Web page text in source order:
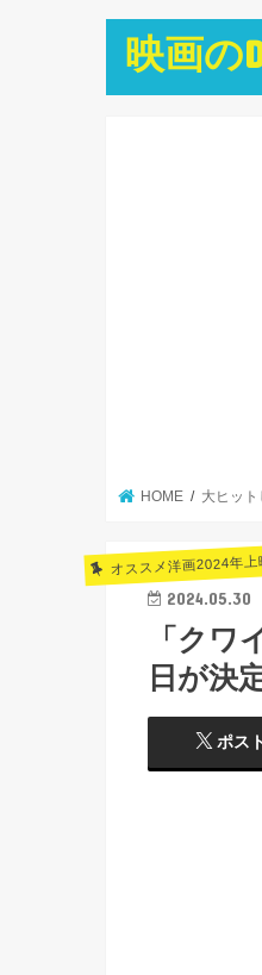
映画の
HOME 大ヒット
オススメ洋画2024年上
2024.05.30
「クワ
日が決
ポス